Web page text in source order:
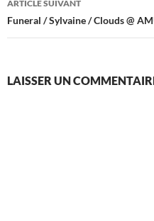
ARTICLE SUIVANT
Funeral / Sylvaine / Clouds @
LAISSER UN